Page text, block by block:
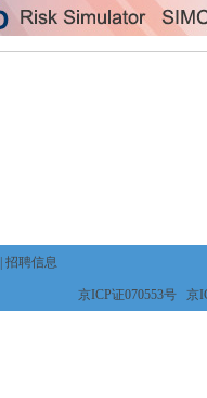
招聘信息
京ICP证070553号 京